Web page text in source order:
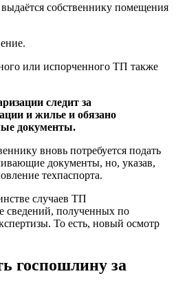
собственнику помещения
или испорченного ТП также
следит за
и жилье и обязано
документы.
вновь потребуется подать
документы, но, указав,
техпаспорта.
случаев ТП
сведений, полученных по
То есть, новый осмотр
госпошлину за